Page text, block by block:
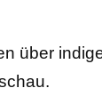
über